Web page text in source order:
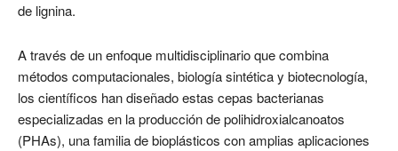
de lignina.
A través de un enfoque multidisciplinario que combina
métodos computacionales, biología sintética y biotecnología,
los científicos han diseñado estas cepas bacterianas
especializadas en la producción de polihidroxialcanoatos
(PHAs), una familia de bioplásticos con amplias aplicaciones